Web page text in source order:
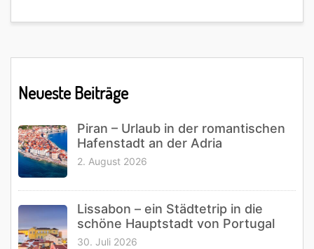
Sidebar
Neueste Beiträge
Piran – Urlaub in der romantischen
Hafenstadt an der Adria
2. August 2026
Lissabon – ein Städtetrip in die
schöne Hauptstadt von Portugal
30. Juli 2026